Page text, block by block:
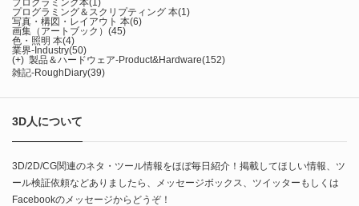
プログラミング＆スクリプティング 本(1)
写真・構図・レイアウト 本(6)
画集（アートブック） (45)
色・照明 本(4)
業界-Industry(50)
(+) 製品＆ハードウェア-Product&Hardware(152)
雑記-RoughDiary(39)
3D人について
3D/2D/CG関連のネタ・ツール情報をほぼ毎日紹介！掲載してほしい情報、ツ
ール検証依頼などありましたら、メッセージボックス、ツイッターもしくは
Facebookのメッセージからどうぞ！